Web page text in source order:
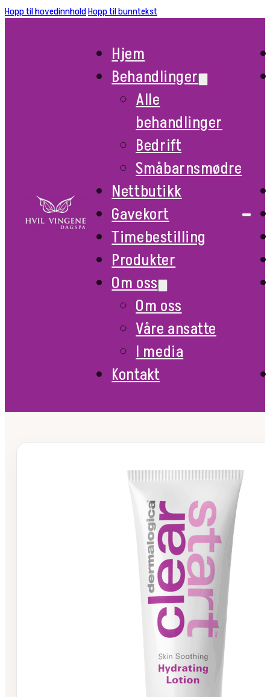
Hopp til hovedinnholdHopp til bunntekst
Hjem
Behandlinger
Alle
behandlinger
Bedrift
Småbarnsmødre
Nettbutikk
Gavekort
Timebestilling
Produkter
Om oss
Om oss
Våre ansatte
I media
Kontakt